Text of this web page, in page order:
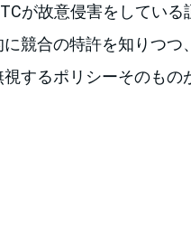
が故意侵害をしてい
に競合の特許を知りつ
するポリシーそのも